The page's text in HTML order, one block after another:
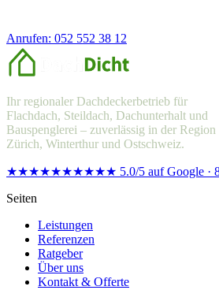
Anrufen: 052 552 38 12
Ihr regionaler Dachdeckerbetrieb für
Flachdach, Steildach, Dachunterhalt und
Bauspenglerei – zuverlässig in der Region
Zürich, Winterthur und Ostschweiz.
★★★★★★★★★★ 5.0/5 auf Google ·
Seiten
Leistungen
Referenzen
Ratgeber
Über uns
Kontakt & Offerte